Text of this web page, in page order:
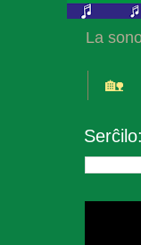
La
🏡
Serĉilo: